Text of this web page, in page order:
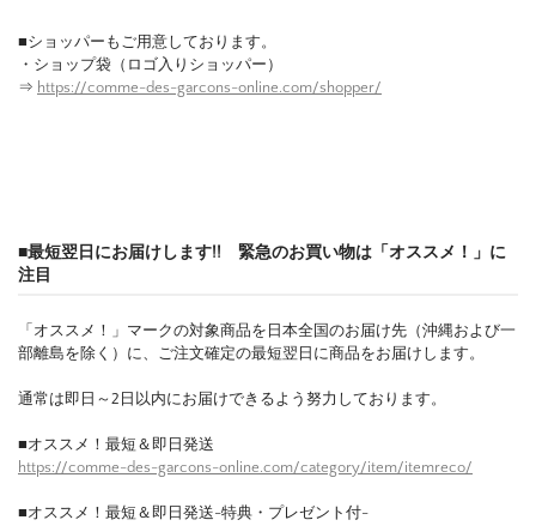
■ショッパーもご用意しております。
・ショップ袋（ロゴ入りショッパー）
⇒ https://comme-des-garcons-online.com/shopper/
■最短翌日にお届けします!! 緊急のお買い物は「オススメ！」に
注目
「オススメ！」マークの対象商品を日本全国のお届け先（沖縄および一
部離島を除く）に、ご注文確定の最短翌日に商品をお届けします。
通常は即日～2日以内にお届けできるよう努力しております。
■オススメ！最短＆即日発送
https://comme-des-garcons-online.com/category/item/itemreco/
■オススメ！最短＆即日発送-特典・プレゼント付-